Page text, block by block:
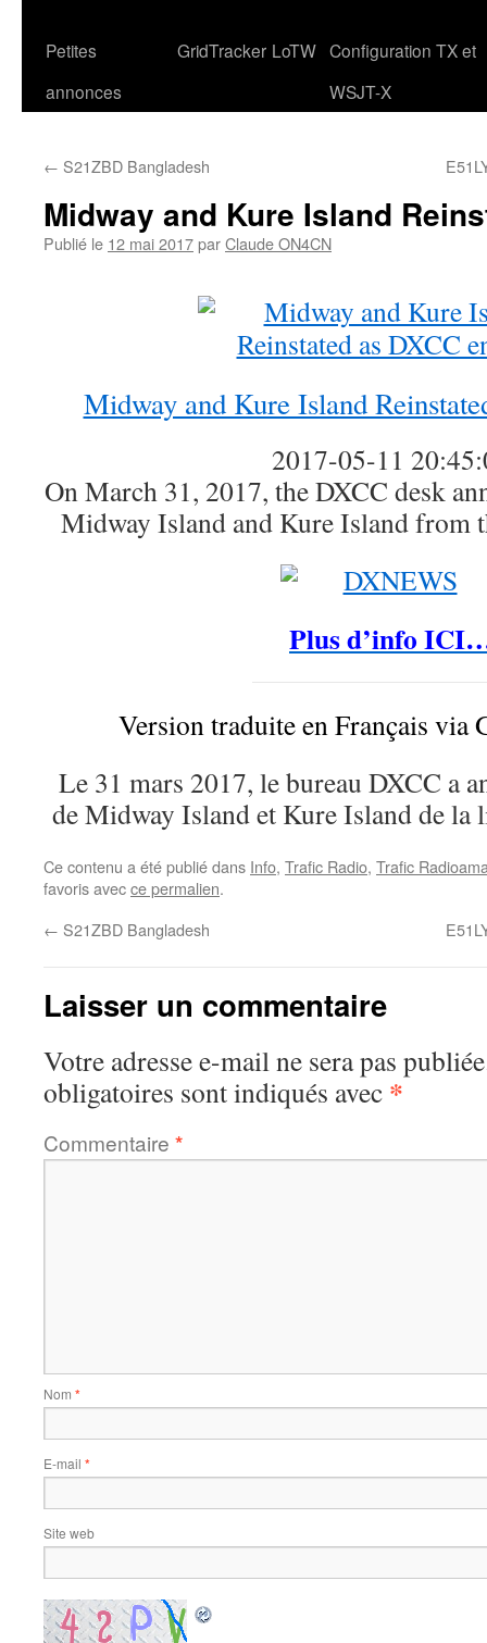
Petites
annonces
GridTracker LoTW Configuration TX et
WSJT-X
← S21ZBD Bangladesh
Midway and Kure Island
Publié le 12 mai 2017parClaude ON4CN
Midway and Kure Island
2017-05-11
On March 31, 2017, the DXCC desk
Midway Island and Kure Island from
Plus d’info
Version traduite en Français via
Le 31 mars 2017, le bureau DXCC a
de Midway Island et Kure Island de la
Ce contenu a été publié dans Info, Trafic Radio, Trafic
favoris avecce permalien.
← S21ZBD Bangladesh
Laisser un commentaire
Votre adresse e-mail ne sera pas
obligatoires sont indiqués avec *
Commentaire *
Nom *
E-mail *
Site web